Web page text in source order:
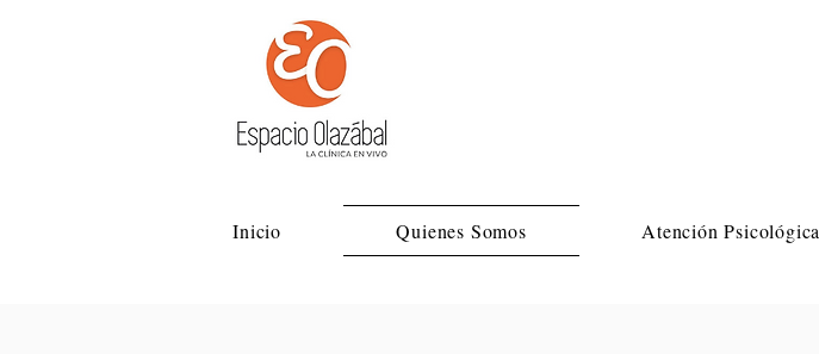
Inicio Quienes Somos Atención Psicológica